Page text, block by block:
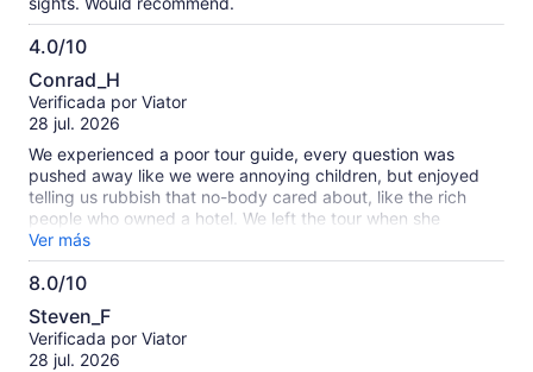
4.0/10
4.0
de
10
Conrad_H
Verificada por Viator
28 jul. 2026
We experienced a poor tour guide, every question was
pushed away like we were annoying children, but enjoyed
telling us rubbish that no-body cared about, like the rich
people who owned a hotel. We left the tour when she
scolded a group of sweet school girls playing in the Maera.
The only positive point and why I give 2 stars is that they
promptly refund us.
Ver más
8.0/10
8.0
de
10
Steven_F
Verificada por Viator
28 jul. 2026